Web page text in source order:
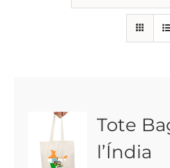
Tote
l’Índia